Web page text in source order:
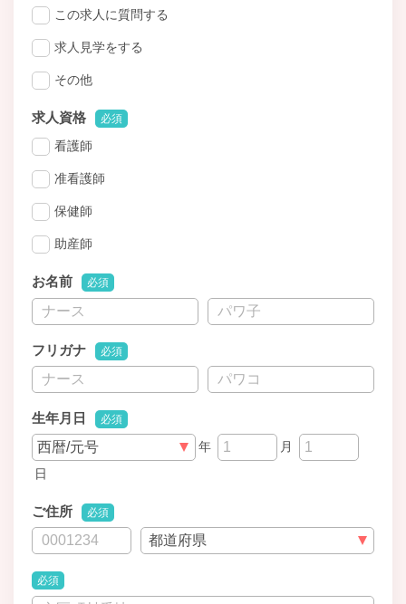
この求人に質問する
求人見学をする
その他
求人資格 必須
看護師
准看護師
保健師
助産師
お名前 必須
フリガナ 必須
生年月日 必須
年
月
日
ご住所 必須
必須